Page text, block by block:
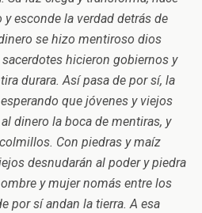
esconde la verdad detrás de
se hizo mentiroso dios
hicieron gobiernos y
durara. Así pasa de por sí, la
que jóvenes y viejos
dinero la boca de mentiras, y
Con piedras y maíz
desnudarán al poder y piedra
y mujer nomás entre los
por sí andan la tierra. A esa